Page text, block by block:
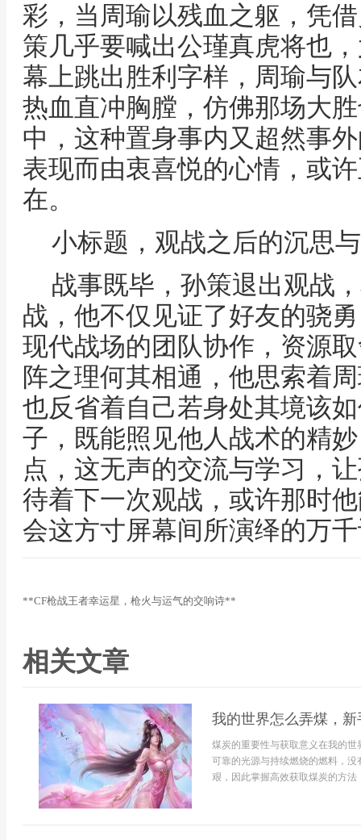
彩，当周瑜以残血之躯，凭
策几乎要喊出公瑾真虎将也
幕上跳出胜利字样，周瑜与
热血直冲胸膛，仿佛那场大
中，这种置身事内又超然事
表现而由衷喜悦的心情，或
在。
小标题，观战之后的沉思
战事既毕，孙策退出观战
战，他不仅见证了好友的骁
现代战场的团队协作，资源
阵之理何其相通，他思索着
也反省着自己若身处其境该
子，既能照见他人战术的精
点，这无声的交流与学习，
待着下一次观战，或许那时
会这方寸屏幕间所演绎的万
**CF枪战王者幸运星，枪火与运气的交响诗**
相关文章
我的世界怎么弄煤，
煤炭的重要性与获取意义在我的
可靠的光源与持续燃烧的燃料，
艰，因此掌握高效获取煤炭的方法